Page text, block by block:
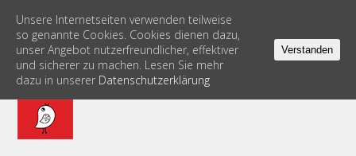
Unsere Internetseiten verwenden teilweise
so genannte Cookies. Cookies dienen dazu,
unser Angebot nutzerfreundlicher, effektiver
und sicherer zu machen. Lesen Sie mehr
dazu in unserer Datenschutzerklärung
Verstanden